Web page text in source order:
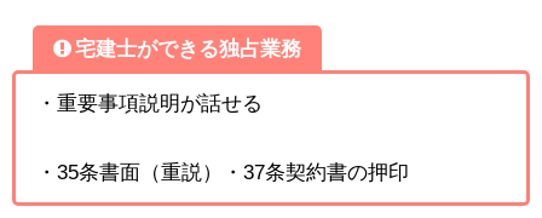
宅建士ができる独占業務
・重要事項説明が話せる
・35条書面（重説）・37条契約書の押印